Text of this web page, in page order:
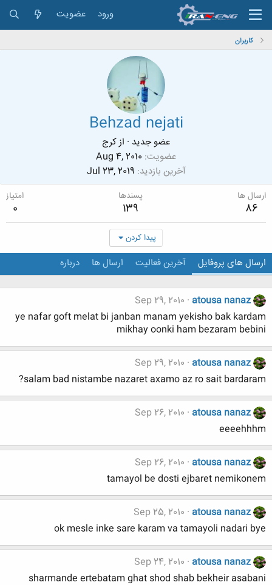
ورود عضویت
کاربران
Behzad nejati
عضو جدید · ازکرج
عضویت Aug 4, 2010
آخرین بازدید Jul 23, 2019
ارسال ها
86
پسندها
139
امتیاز
0
پیدا کردن
ارسال های پروفایل آخرین فعالیت ارسال ها درباره
atousa nanaz
Sep 29, 2010
ye nafar goft melat bi janban manam yekisho bak kardam
mikhay oonki ham bezaram bebini
atousa nanaz
Sep 29, 2010
salam bad nistambe nazaret axamo az ro sait bardaram?
atousa nanaz
Sep 26, 2010
eeeehhhm
atousa nanaz
Sep 26, 2010
tamayol be dosti ejbaret nemikonem
atousa nanaz
Sep 25, 2010
ok mesle inke sare karam va tamayoli nadari bye
atousa nanaz
Sep 24, 2010
sharmande ertebatam ghat shod shab bekheir asabani